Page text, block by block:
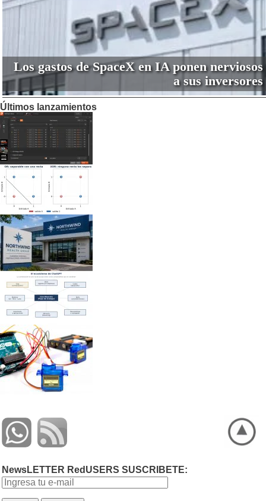
Los gastos de SpaceX en IA ponen nerviosos
a sus inversores
Últimos lanzamientos
NewsLETTER RedUSERS SUSCRIBETE: